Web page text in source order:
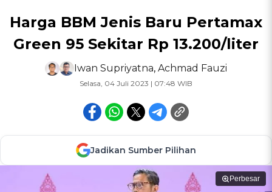
Harga BBM Jenis Baru Pertamax
Green 95 Sekitar Rp 13.200/liter
Iwan Supriyatna, Achmad Fauzi
Selasa, 04 Juli 2023 | 07:48 WIB
Jadikan Sumber Pilihan
Perbesar